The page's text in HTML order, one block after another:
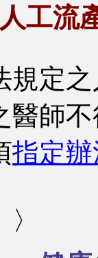
工流
規定
醫師不
指定辦
〉